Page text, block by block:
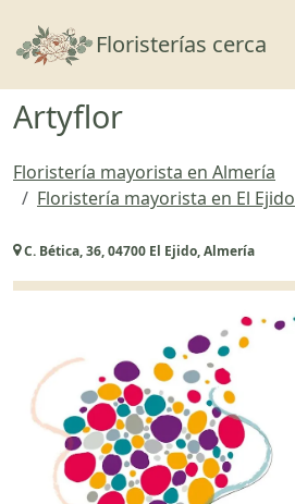
Floristerías cerca
Artyflor
Floristería mayorista en Almería
Floristería mayorista en El Ejido
C. Bética, 36, 04700 El Ejido, Almería